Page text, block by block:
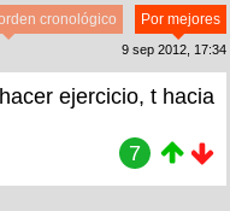
Por mejores
cronológico
9 sep 2012, 17:34
ejercicio, t hacia
7